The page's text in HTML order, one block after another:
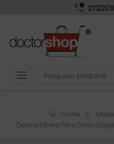
call_quality
menu
home Home
Descartáveis Para Ginecologia